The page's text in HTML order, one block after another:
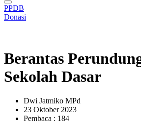
PPDB
Donasi
Berantas
Sekolah Dasar
Dwi Jatmiko MPd
23 Oktober 2023
Pembaca : 184